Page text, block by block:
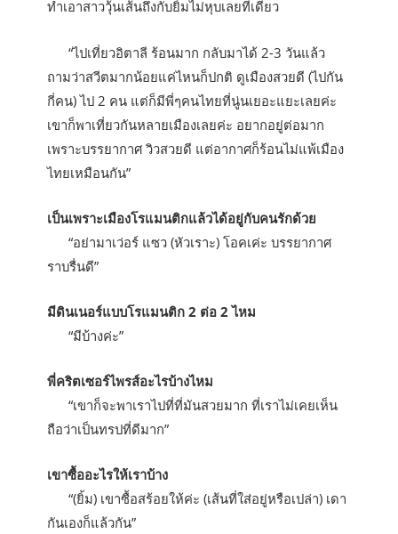
ทำเอาสาววุ้นเส้นถึงกับยิ้มไม่หุบเลยทีเดียว
“ไปเที่ยวอิตาลี ร้อนมาก กลับมาได้ 2-3 วันแล้ว
ถามว่าสวีตมากน้อยแค่ไหนก็ปกติ ดูเมืองสวยดี (ไปกัน
กี่คน) ไป 2 คน แต่ก็มีพี่ๆคนไทยที่นู่นเยอะแยะเลยค่ะ
เขาก็พาเที่ยวกันหลายเมืองเลยค่ะ อยากอยู่ต่อมาก
เพราะบรรยากาศ วิวสวยดี แต่อากาศก็ร้อนไม่แพ้เมือง
ไทยเหมือนกัน”
เป็นเพราะเมืองโรแมนติกแล้วได้อยู่กับคนรักด้วย
“อย่ามาเว่อร์ แซว (หัวเราะ) โอคเค่ะ บรรยากาศ
ราบรื่นดี”
มีดินเนอร์แบบโรแมนติก 2 ต่อ 2 ไหม
“มีบ้างค่ะ”
พี่คริตเซอร์ไพรส์อะไรบ้างไหม
“เขาก็จะพาเราไปที่ที่มันสวยมาก ที่เราไม่เคยเห็น
ถือว่าเป็นทรปที่ดีมาก”
เขาซื้ออะไรให้เราบ้าง
“(ยิ้ม) เขาซื้อสร้อยให้ค่ะ (เส้นที่ใส่อยู่หรือเปล่า) เดา
กันเองก็แล้วกัน”